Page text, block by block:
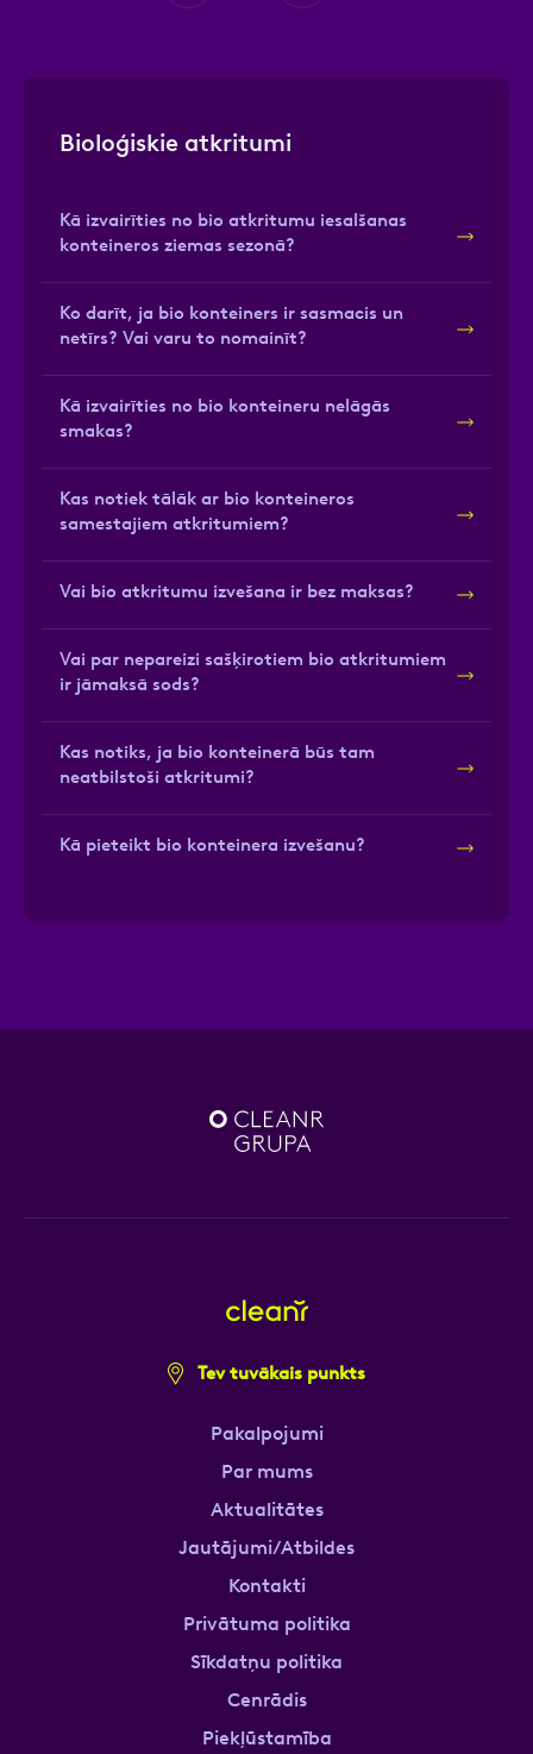
Bioloģiskie atkritumi
Kā izvairīties no bio atkritumu iesalšanas
konteineros ziemas sezonā?
Ko darīt, ja bio konteiners ir sasmacis un
netīrs? Vai varu to nomainīt?
Kā izvairīties no bio konteineru nelāgās
smakas?
Kas notiek tālāk ar bio konteineros
samestajiem atkritumiem?
Vai bio atkritumu izvešana ir bez maksas?
Vai par nepareizi sašķirotiem bio atkritumiem
ir jāmaksā sods?
Kas notiks, ja bio konteinerā būs tam
neatbilstoši atkritumi?
Kā pieteikt bio konteinera izvešanu?
Tev tuvākais punkts
Pakalpojumi
Par mums
Aktualitātes
Jautājumi/Atbildes
Kontakti
Privātuma politika
Sīkdatņu politika
Cenrādis
Piekļūstamība